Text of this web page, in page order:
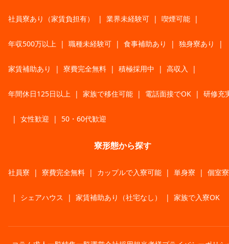
社員寮あり（家賃負担有） | 業界未経験可 | 喫煙可能 |
年収500万以上 | 職種未経験可 | 食事補助あり | 独身寮あり |
家賃補助あり | 寮費完全無料 | 積極採用中 | 高収入 |
年間休日125日以上 | 家族で移住可能 | 電話面接でOK | 研修充
| 女性歓迎 | 50・60代歓迎
寮形態から探す
社員寮 | 寮費完全無料 | カップルで入寮可能 | 単身寮 | 個室寮
| シェアハウス | 家賃補助あり（社宅なし） | 家族で入寮OK